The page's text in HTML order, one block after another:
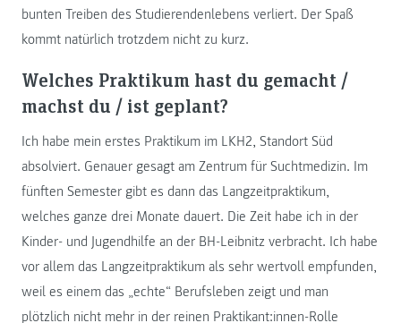
bunten Treiben des Studierendenlebens verliert. Der Spaß
kommt natürlich trotzdem nicht zu kurz.
Welches Praktikum hast du gemacht /
machst du / ist geplant?
Ich habe mein erstes Praktikum im LKH2, Standort Süd
absolviert. Genauer gesagt am Zentrum für Suchtmedizin. Im
fünften Semester gibt es dann das Langzeitpraktikum,
welches ganze drei Monate dauert. Die Zeit habe ich in der
Kinder- und Jugendhilfe an der BH-Leibnitz verbracht. Ich habe
vor allem das Langzeitpraktikum als sehr wertvoll empfunden,
weil es einem das „echte“ Berufsleben zeigt und man
plötzlich nicht mehr in der reinen Praktikant:innen-Rolle